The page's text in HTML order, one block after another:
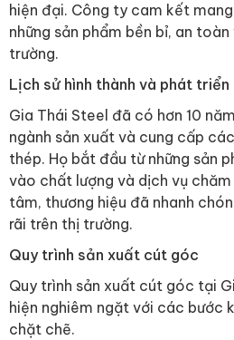
hiện đại. Công ty cam kết
những sản phẩm bền bỉ, an
trường.
Lịch sử hình thành và phát triển
Gia Thái Steel đã có hơn 10
ngành sản xuất và cung cấp
thép. Họ bắt đầu từ những sản
vào chất lượng và dịch vụ
tâm, thương hiệu đã nhanh
rãi trên thị trường.
Quy trình sản xuất cút góc
Quy trình sản xuất cút góc tại
hiện nghiêm ngặt với các bước
chặt chẽ.